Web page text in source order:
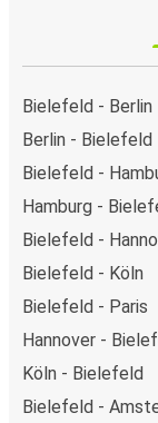
Bielefeld - Berlin
Berlin - Bielefeld
Bielefeld -
Hamburg -
Bielefeld -
Bielefeld - Köln
Bielefeld - Paris
Hannover -
Köln - Bielefeld
Bielefeld -